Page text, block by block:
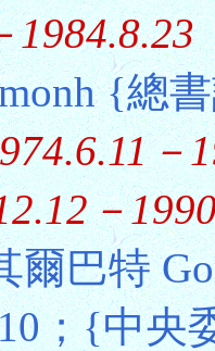
1984.8.23
{總
－
－
爾巴特
；{中央